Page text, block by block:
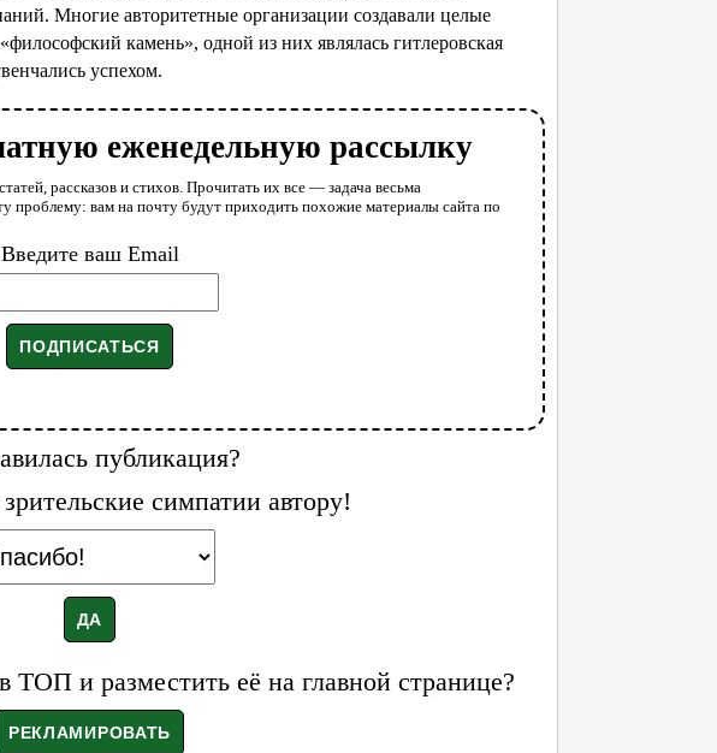
Многие авторитетные организации создавали целые
камень», одной из них являлась гитлеровская
успехом.
еженедельную рассылку
рассказов и стихов. Прочитать их все — задача весьма
проблему: вам на почту будут приходить похожие материалы сайта по
Введите ваш Email
публикация?
симпатии автору!
ТОП и разместить её на главной странице?